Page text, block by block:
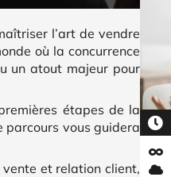
l’art de vendre
où la concurrence
un atout majeur pour
étapes de la
parcours vous guidera
et relation client,